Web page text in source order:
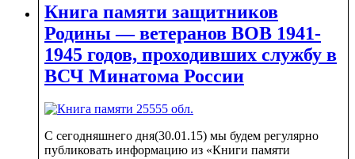
Книга памяти защитников
Родины — ветеранов ВОВ 1941-
1945 годов, проходивших службу в
ВСЧ Минатома России
С сегодняшнего дня(30.01.15) мы будем регулярно
публиковать информацию из «Книги памяти